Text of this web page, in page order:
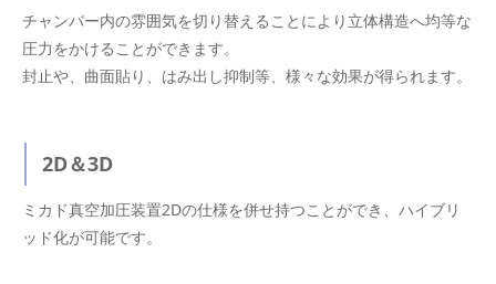
チャンバー内の雰囲気を切り替えることにより立体構造へ均等な
圧力をかけることができます。
封止や、曲面貼り、はみ出し抑制等、様々な効果が得られます。
2D＆3D
ミカド真空加圧装置2Dの仕様を併せ持つことができ、ハイブリ
ッド化が可能です。